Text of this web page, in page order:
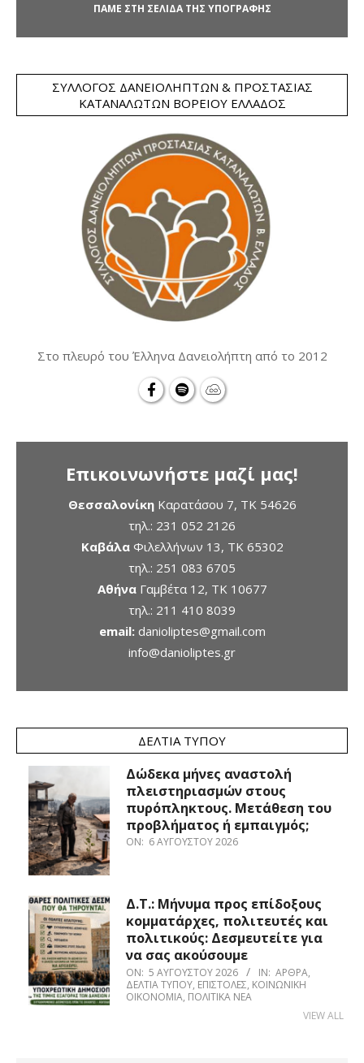
ΠΑΜΕ ΣΤΗ ΣΕΛΙΔΑ ΤΗΣ ΥΠΟΓΡΑΦΗΣ
ΣΎΛΛΟΓΟΣ ΔΑΝΕΙΟΛΗΠΤΏΝ & ΠΡΟΣΤΑΣΊΑΣ
ΚΑΤΑΝΑΛΩΤΏΝ ΒΟΡΕΊΟΥ ΕΛΛΆΔΟΣ
Στο πλευρό του Έλληνα Δανειολήπτη από το 2012
Επικοινωνήστε μαζί μας!
ΘεσσαλονίκηΚαρατάσου 7, TK 54626
τηλ.: 231 052 2126
ΚαβάλαΦιλελλήνων 13, ΤΚ 65302
τηλ.: 251 083 6705
ΑθήναΓαμβέτα 12, ΤΚ 10677
τηλ.: 211 410 8039
email: danioliptes@gmail.com
info@danioliptes.gr
ΔΕΛΤΊΑ ΤΎΠΟΥ
Δώδεκα μήνες αναστολή
πλειστηριασμών στους
πυρόπληκτους. Μετάθεση του
προβλήματος ή εμπαιγμός;
ON: 6 ΑΥΓΟΎΣΤΟΥ 2026
Δ.Τ.: Μήνυμα προς επίδοξους
κομματάρχες, πολιτευτές και
πολιτικούς: Δεσμευτείτε για
να σας ακούσουμε
ON: 5 ΑΥΓΟΎΣΤΟΥ 2026 IN: ΆΡΘΡΑ,
ΔΕΛΤΊΑ ΤΎΠΟΥ, ΕΠΙΣΤΟΛΈΣ, ΚΟΙΝΩΝΙΚΉ
ΟΙΚΟΝΟΜΊΑ, ΠΟΛΙΤΙΚΆ ΝΈΑ
VIEW ALL